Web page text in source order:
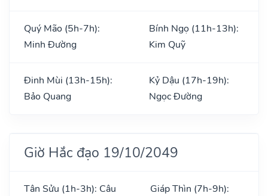
Quý Mão (5h-7h):
Minh Đường
Bính Ngọ (11h-13h):
Kim Quỹ
Đinh Mùi (13h-15h):
Bảo Quang
Kỷ Dậu (17h-19h):
Ngọc Đường
Giờ Hắc đạo 19/10/2049
Tân Sửu (1h-3h): Câu
Giáp Thìn (7h-9h):